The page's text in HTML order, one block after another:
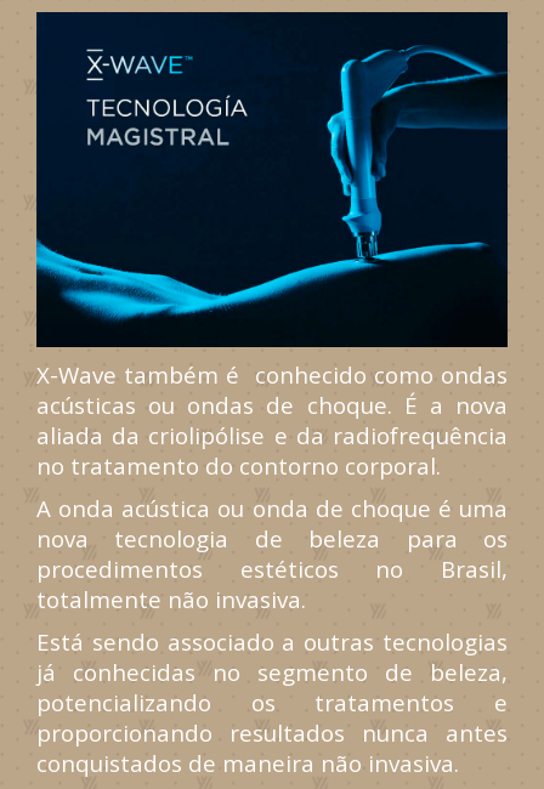
X-Wave também é conhecido como ondas
acústicas ou ondas de choque. É a nova
aliada da criolipólise e da radiofrequência
no tratamento do contorno corporal.
A onda acústica ou onda de choque é uma
nova tecnologia de beleza para os
procedimentos estéticos no Brasil,
totalmente não invasiva.
Está sendo associado a outras tecnologias
já conhecidas no segmento de beleza,
potencializando os tratamentos e
proporcionando resultados nunca antes
conquistados de maneira não invasiva.